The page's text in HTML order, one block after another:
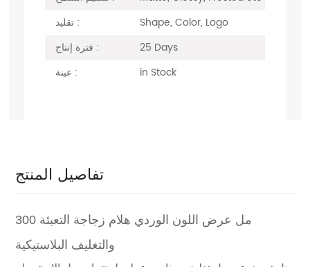
تقليد :
Shape, Color, Logo
فترة إنتاج :
25 Days
عينة :
in Stock
تفاصيل المنتج
300 مل عرض اللون الوردي هلام زجاجة التعبئة
والتغليف البلاستيكية